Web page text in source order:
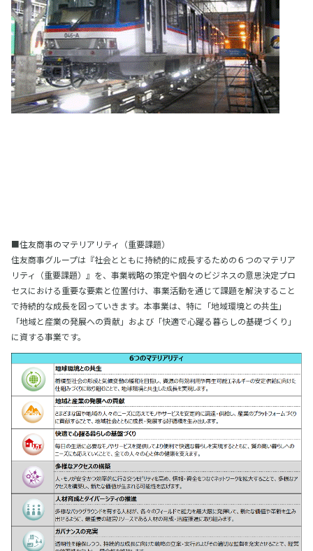
■住友商事のマテリアリティ（重要課題）
住友商事グループは『社会とともに持続的に成長するための６つのマテリア
リティ（重要課題）』を、事業戦略の策定や個々のビジネスの意思決定プロ
セスにおける重要な要素と位置付け、事業活動を通じて課題を解決すること
で持続的な成長を図っていきます。本事業は、特に「地域環境との共生」
「地域と産業の発展への貢献」および「快適で心躍る暮らしの基礎づくり」
に資する事業です。